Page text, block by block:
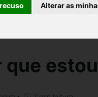
Alterar as
que